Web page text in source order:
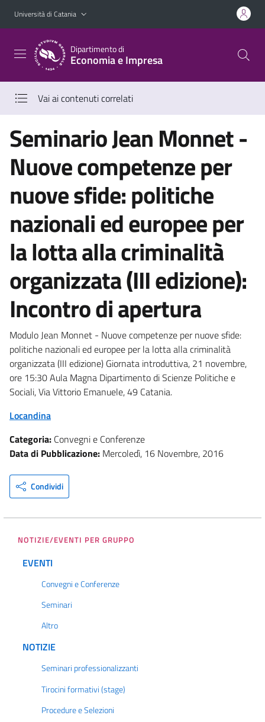
Vai al contenuto principale
Vai al menu di navigazione
Università di Catania
Dipartimento di
Economia e Impresa
Vai ai contenuti correlati
Seminario Jean Monnet -
Nuove competenze per
nuove sfide: politiche
nazionali ed europee per
la lotta alla criminalità
organizzata (III edizione):
Incontro di apertura
Modulo Jean Monnet - Nuove competenze per nuove sfide:
politiche nazionali ed europee per la lotta alla criminalità
organizzata (III edizione) Giornata introduttiva, 21 novembre,
ore 15:30 Aula Magna Dipartimento di Scienze Politiche e
Sociali, Via Vittorio Emanuele, 49 Catania.
Locandina
Categoria: Convegni e Conferenze
Data di Pubblicazione: Mercoledì, 16 Novembre, 2016
Condividi
NOTIZIE/EVENTI PER GRUPPO
EVENTI
Convegni e Conferenze
Seminari
Altro
NOTIZIE
Seminari professionalizzanti
Tirocini formativi (stage)
Procedure e Selezioni